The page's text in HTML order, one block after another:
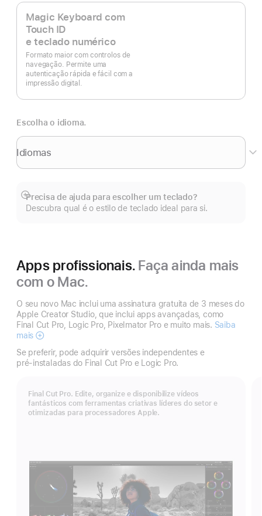
Magic Keyboard com
Touch ID
e teclado numérico
Formato maior com controlos de
navegação. Permite uma
autenticação rápida e fácil com a
impressão digital.
Escolha o idioma.
Idiomas
Precisa de ajuda para escolher um teclado?
Descubra qual é o estilo de teclado ideal para si.
Veja
mais
Apps profissionais. Faça ainda mais
com o Mac.
O seu novo Mac inclui uma assinatura gratuita de 3 meses do
Apple Creator Studio, que inclui apps avançadas, como
Final Cut Pro, Logic Pro, Pixelmator Pro e muito mais. Saiba
mais Apple
Studio
Se preferir, pode adquirir versões independentes e
pré‑instaladas do Final Cut Pro e Logic Pro.
Final Cut Pro. Edite, organize e disponibilize vídeos
fantásticos com ferramentas criativas líderes do setor e
otimizadas para processadores Apple.